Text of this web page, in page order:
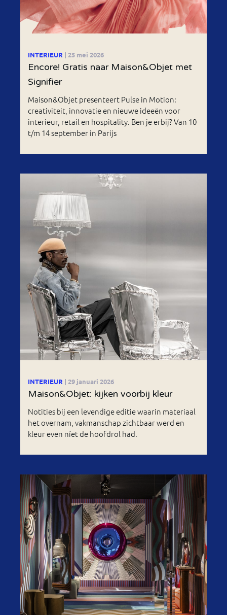
INTERIEUR | 25 mei 2026
Encore! Gratis naar Maison&Objet met
Signifier
Maison&Objet presenteert Pulse in Motion:
creativiteit, innovatie en nieuwe ideeën voor
interieur, retail en hospitality. Ben je erbij? Van 10
t/m 14 september in Parijs
INTERIEUR | 29 januari 2026
Maison&Objet: kijken voorbij kleur
Notities bij een levendige editie waarin materiaal
het overnam, vakmanschap zichtbaar werd en
kleur even níet de hoofdrol had.